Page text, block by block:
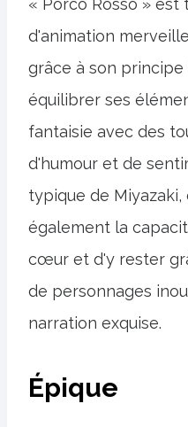
d'animation
grâce à son
équilibrer ses
fantaisie avec des
d'humour et de
typique de
également la
cœur et d'y rester
de personnages
narration exquise.
Épique